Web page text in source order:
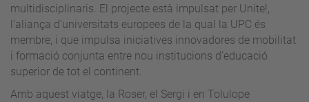
multidisciplinaris. El projecte està impulsat per Unite!,
l’aliança d’universitats europees de la qual la UPC és
membre, i que impulsa iniciatives innovadores de mobilitat
i formació conjunta entre nou institucions d’educació
superior de tot el continent.
Amb aquest viatge, la Roser, el Sergi i en Tolulope